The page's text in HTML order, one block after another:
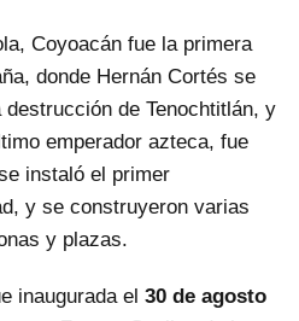
Coyoacán fue la primera
donde Hernán Cortés se
de Tenochtitlán, y
emperador azteca, fue
instaló el primer
y se construyeron varias
y plazas.
inaugurada el 30 de agosto